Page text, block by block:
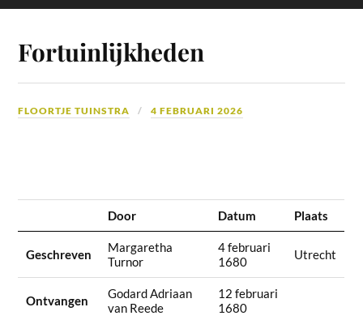
Fortuinlijkheden
FLOORTJE TUINSTRA 4 FEBRUARI 2026
Door Datum Plaats
Geschreven
Margaretha
Turnor
4 februari
1680
Utrecht
Ontvangen
Godard Adriaan
van Reede
12 februari
1680